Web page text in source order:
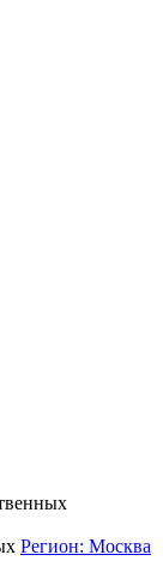
Регион: Москва